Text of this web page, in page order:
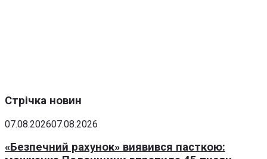
Стрічка новин
07.08.202607.08.2026
«Безпечний рахунок» виявився пасткою: